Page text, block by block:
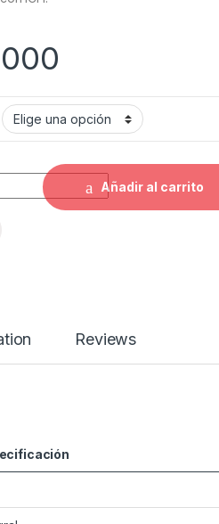
Ich 503 Zeiba quantity
Añadir al carrito
Reviews